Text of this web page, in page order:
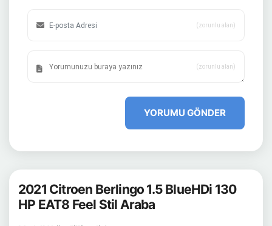
(zorunlu alan)
(zorunlu alan)
YORUMU GÖNDER
2021 Citroen Berlingo 1.5 BlueHDi 130
HP EAT8 Feel Stil Araba